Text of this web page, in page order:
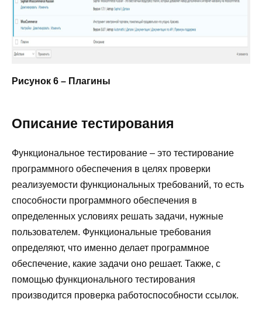
Рисунок 6 – Плагины
Описание тестирования
Функциональное тестирование – это тестирование
программного обеспечения в целях проверки
реализуемости функциональных требований, то есть
способности программного обеспечения в
определенных условиях решать задачи, нужные
пользователем. Функциональные требования
определяют, что именно делает программное
обеспечение, какие задачи оно решает. Также, с
помощью функционального тестирования
производится проверка работоспособности ссылок.